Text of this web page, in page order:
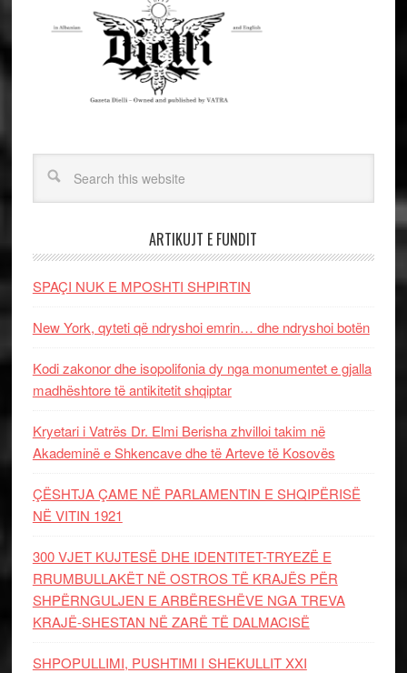
ARTIKUJT E FUNDIT
SPAÇI NUK E MPOSHTI SHPIRTIN
New York, qyteti që ndryshoi emrin… dhe ndryshoi botën
Kodi zakonor dhe isopolifonia dy nga monumentet e gjalla
madhështore të antikitetit shqiptar
Kryetari i Vatrës Dr. Elmi Berisha zhvilloi takim në
Akademinë e Shkencave dhe të Arteve të Kosovës
ÇËSHTJA ÇAME NË PARLAMENTIN E SHQIPËRISË
NË VITIN 1921
300 VJET KUJTESË DHE IDENTITET-TRYEZË E
RRUMBULLAKËT NË OSTROS TË KRAJËS PËR
SHPËRNGULJEN E ARBËRESHËVE NGA TREVA
KRAJË-SHESTAN NË ZARË TË DALMACISË
SHPOPULLIMI, PUSHTIMI I SHEKULLIT XXI